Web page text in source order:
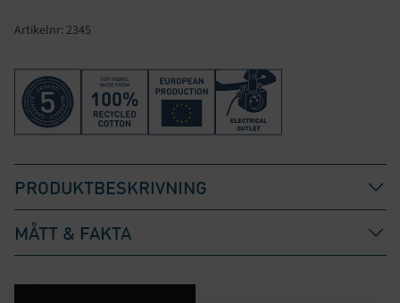
Artikelnr: 2345
PRODUKTBESKRIVNING
MÅTT & FAKTA